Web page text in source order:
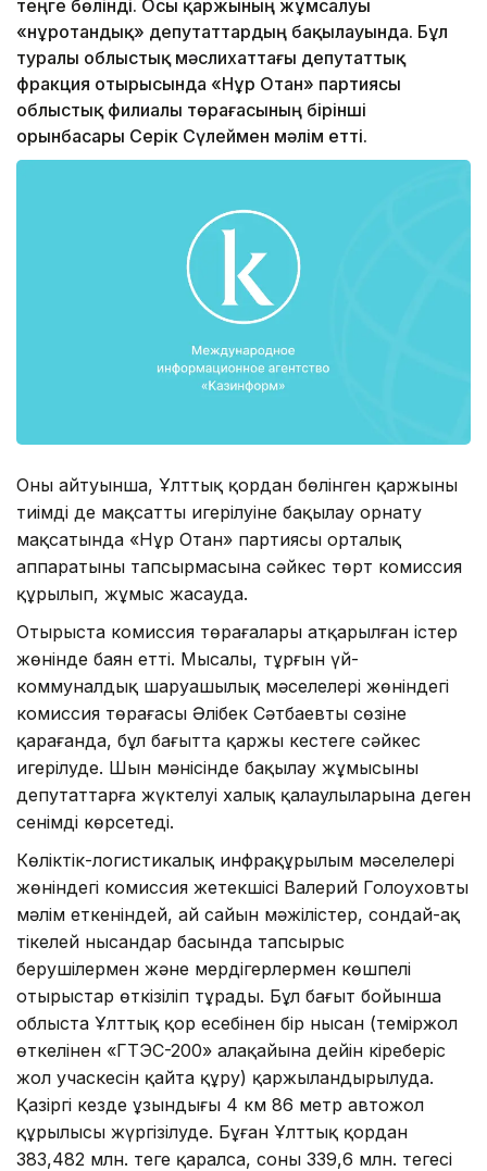
теңге бөлінді. Осы қаржының жұмсалуы
«нұротандық» депутаттардың бақылауында. Бұл
туралы облыстық мәслихаттағы депутаттық
фракция отырысында «Нұр Отан» партиясы
облыстық филиалы төрағасының бірінші
орынбасары Серік Сүлеймен мәлім етті.
Оның айтуынша, Ұлттық қордан бөлінген қаржының
тиімді де мақсатты игерілуіне бақылау орнату
мақсатында «Нұр Отан» партиясы орталық
аппаратының тапсырмасына сәйкес төрт комиссия
құрылып, жұмыс жасауда.
Отырыста комиссия төрағалары атқарылған істер
жөнінде баян етті. Мысалы, тұрғын үй-
коммуналдық шаруашылық мәселелері жөніндегі
комиссия төрағасы Әлібек Сәтбаевтың сөзіне
қарағанда, бұл бағытта қаржы кестеге сәйкес
игерілуде. Шын мәнісінде бақылау жұмысының
депутаттарға жүктелуі халық қалаулыларына деген
сенімді көрсетеді.
Көліктік-логистикалық инфрақұрылым мәселелері
жөніндегі комиссия жетекшісі Валерий Голоуховтың
мәлім еткеніндей, ай сайын мәжілістер, сондай-ақ
тікелей нысандар басында тапсырыс
берушілермен және мердігерлермен көшпелі
отырыстар өткізіліп тұрады. Бұл бағыт бойынша
облыста Ұлттық қор есебінен бір нысан (теміржол
өткелінен «ГТЭС-200» алаңқайына дейін кіреберіс
жол учаскесін қайта құру) қаржыландырылуда.
Қазіргі кезде ұзындығы 4 км 86 метр автожол
құрылысы жүргізілуде. Бұған Ұлттық қордан
383,482 млн. теңге қаралса, соның 339,6 млн. теңгесі